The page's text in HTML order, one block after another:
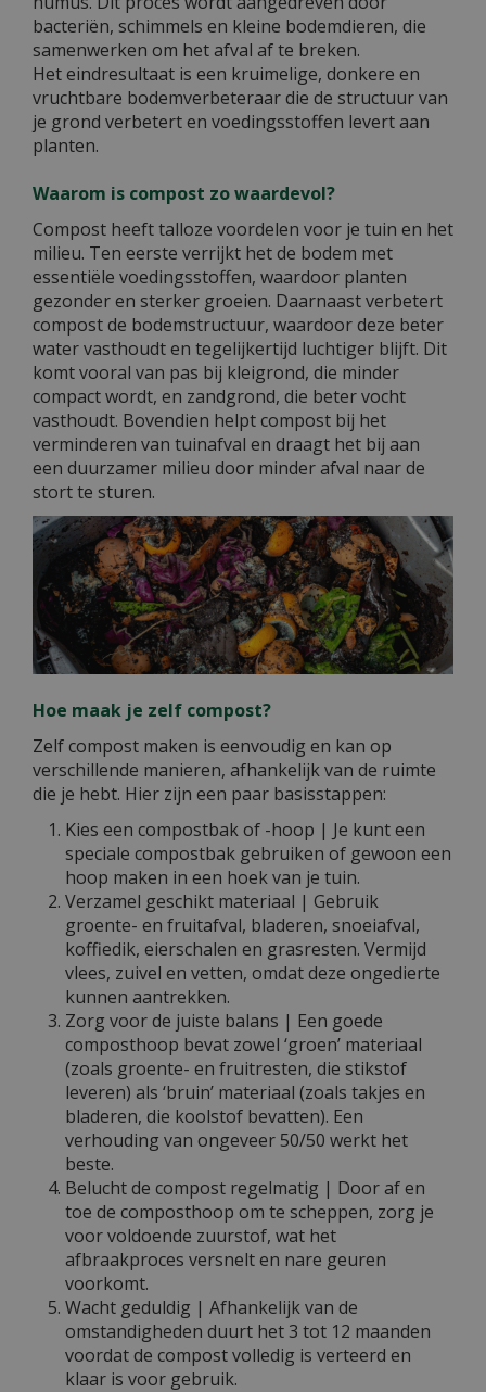
bacteriën, schimmels en kleine bodemdieren, die
samenwerken om het afval af te breken.
Het eindresultaat is een kruimelige, donkere en
vruchtbare bodemverbeteraar die de structuur van
je grond verbetert en voedingsstoffen levert aan
planten.
Waarom is compost zo waardevol?
Compost heeft talloze voordelen voor je tuin en het
milieu. Ten eerste verrijkt het de bodem met
essentiële voedingsstoffen, waardoor planten
gezonder en sterker groeien. Daarnaast verbetert
compost de bodemstructuur, waardoor deze beter
water vasthoudt en tegelijkertijd luchtiger blijft. Dit
komt vooral van pas bij kleigrond, die minder
compact wordt, en zandgrond, die beter vocht
vasthoudt. Bovendien helpt compost bij het
verminderen van tuinafval en draagt het bij aan
een duurzamer milieu door minder afval naar de
stort te sturen.
Hoe maak je zelf compost?
Zelf compost maken is eenvoudig en kan op
verschillende manieren, afhankelijk van de ruimte
die je hebt. Hier zijn een paar basisstappen:
Kies een compostbak of -hoop | Je kunt een
speciale compostbak gebruiken of gewoon een
hoop maken in een hoek van je tuin.
Verzamel geschikt materiaal | Gebruik
groente- en fruitafval, bladeren, snoeiafval,
koffiedik, eierschalen en grasresten. Vermijd
vlees, zuivel en vetten, omdat deze ongedierte
kunnen aantrekken.
Zorg voor de juiste balans | Een goede
composthoop bevat zowel ‘groen’ materiaal
(zoals groente- en fruitresten, die stikstof
leveren) als ‘bruin’ materiaal (zoals takjes en
bladeren, die koolstof bevatten). Een
verhouding van ongeveer 50/50 werkt het
beste.
Belucht de compost regelmatig | Door af en
toe de composthoop om te scheppen, zorg je
voor voldoende zuurstof, wat het
afbraakproces versnelt en nare geuren
voorkomt.
Wacht geduldig | Afhankelijk van de
omstandigheden duurt het 3 tot 12 maanden
voordat de compost volledig is verteerd en
klaar is voor gebruik.